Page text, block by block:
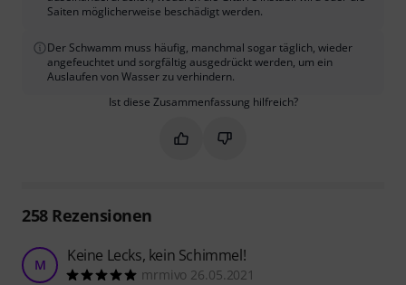
Saiten möglicherweise beschädigt werden.
Der Schwamm muss häufig, manchmal sogar täglich, wieder
angefeuchtet und sorgfältig ausgedrückt werden, um ein
Auslaufen von Wasser zu verhindern.
Ist diese Zusammenfassung hilfreich?
Markieren Sie diese
Markieren Sie diese
258Rezensionen
M Keine Lecks, kein Schimmel!
mrmivo 26.05.2021